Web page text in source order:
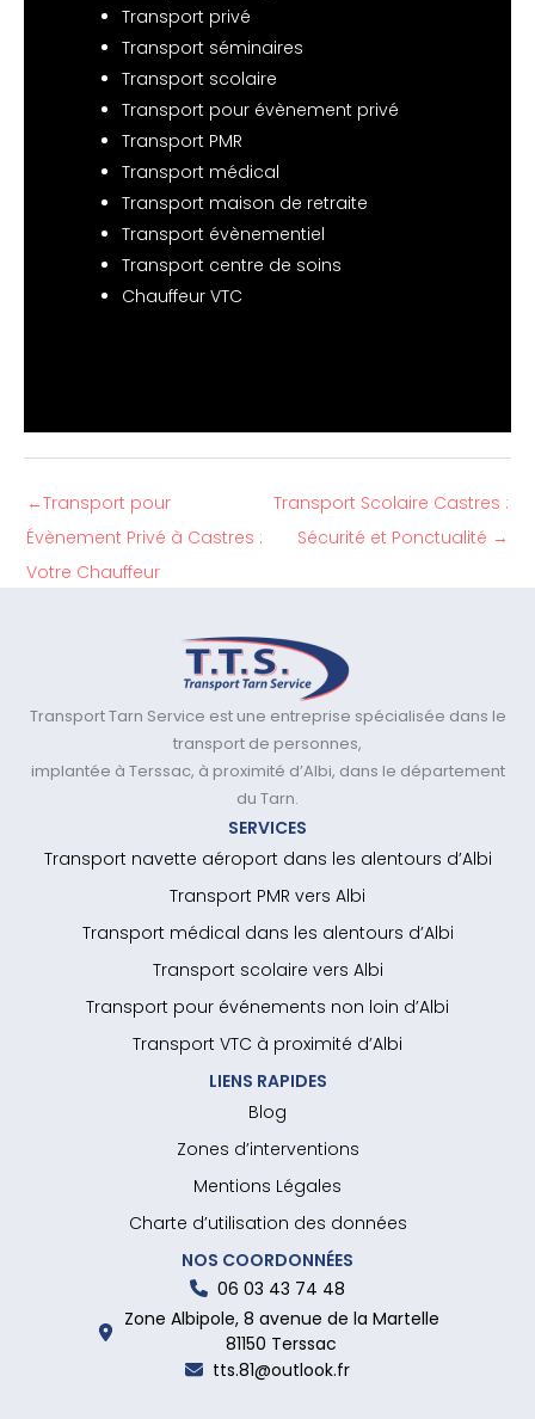
Transport privé
Transport séminaires
Transport scolaire
Transport pour évènement privé
Transport PMR
Transport médical
Transport maison de retraite
Transport évènementiel
Transport centre de soins
Chauffeur VTC
←Transport pour
Évènement Privé à Castres :
Votre Chauffeur
Transport Scolaire Castres :
Sécurité et Ponctualité →
Transport Tarn Service est une entreprise spécialisée dans le
transport de personnes,
implantée à Terssac, à proximité d’Albi, dans le département
du Tarn.
SERVICES
Transport navette aéroport dans les alentours d’Albi
Transport PMR vers Albi
Transport médical dans les alentours d’Albi
Transport scolaire vers Albi
Transport pour événements non loin d’Albi
Transport VTC à proximité d’Albi
LIENS RAPIDES
Blog
Zones d’interventions
Mentions Légales
Charte d’utilisation des données
NOS COORDONNÉES
06 03 43 74 48
Zone Albipole, 8 avenue de la Martelle
81150 Terssac
tts.81@outlook.fr